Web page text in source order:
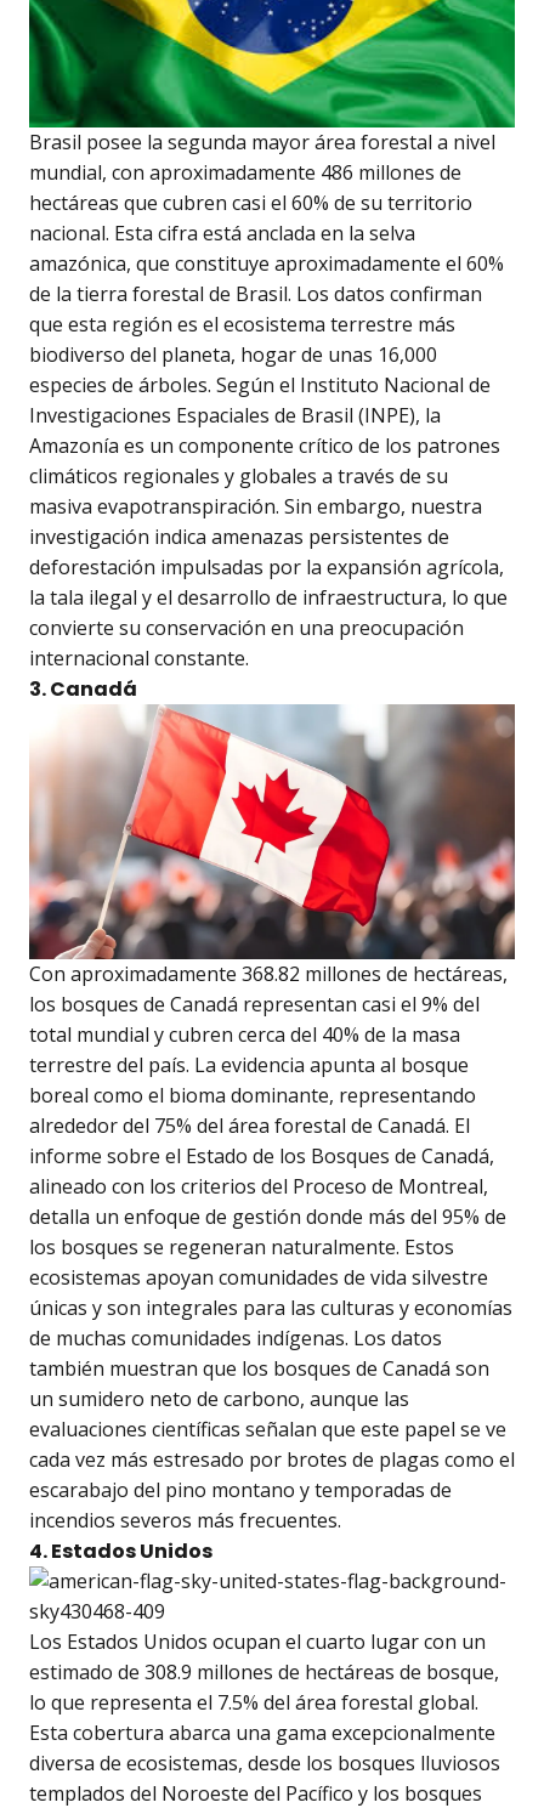
Brasil posee la segunda mayor área forestal a nivel
mundial, con aproximadamente 486 millones de
hectáreas que cubren casi el 60% de su territorio
nacional. Esta cifra está anclada en la selva
amazónica, que constituye aproximadamente el 60%
de la tierra forestal de Brasil. Los datos confirman
que esta región es el ecosistema terrestre más
biodiverso del planeta, hogar de unas 16,000
especies de árboles. Según el Instituto Nacional de
Investigaciones Espaciales de Brasil (INPE), la
Amazonía es un componente crítico de los patrones
climáticos regionales y globales a través de su
masiva evapotranspiración. Sin embargo, nuestra
investigación indica amenazas persistentes de
deforestación impulsadas por la expansión agrícola,
la tala ilegal y el desarrollo de infraestructura, lo que
convierte su conservación en una preocupación
internacional constante.
3. Canadá
Con aproximadamente 368.82 millones de hectáreas,
los bosques de Canadá representan casi el 9% del
total mundial y cubren cerca del 40% de la masa
terrestre del país. La evidencia apunta al bosque
boreal como el bioma dominante, representando
alrededor del 75% del área forestal de Canadá. El
informe sobre el Estado de los Bosques de Canadá,
alineado con los criterios del Proceso de Montreal,
detalla un enfoque de gestión donde más del 95% de
los bosques se regeneran naturalmente. Estos
ecosistemas apoyan comunidades de vida silvestre
únicas y son integrales para las culturas y economías
de muchas comunidades indígenas. Los datos
también muestran que los bosques de Canadá son
un sumidero neto de carbono, aunque las
evaluaciones científicas señalan que este papel se ve
cada vez más estresado por brotes de plagas como el
escarabajo del pino montano y temporadas de
incendios severos más frecuentes.
4. Estados Unidos
Los Estados Unidos ocupan el cuarto lugar con un
estimado de 308.9 millones de hectáreas de bosque,
lo que representa el 7.5% del área forestal global.
Esta cobertura abarca una gama excepcionalmente
diversa de ecosistemas, desde los bosques lluviosos
templados del Noroeste del Pacífico y los bosques